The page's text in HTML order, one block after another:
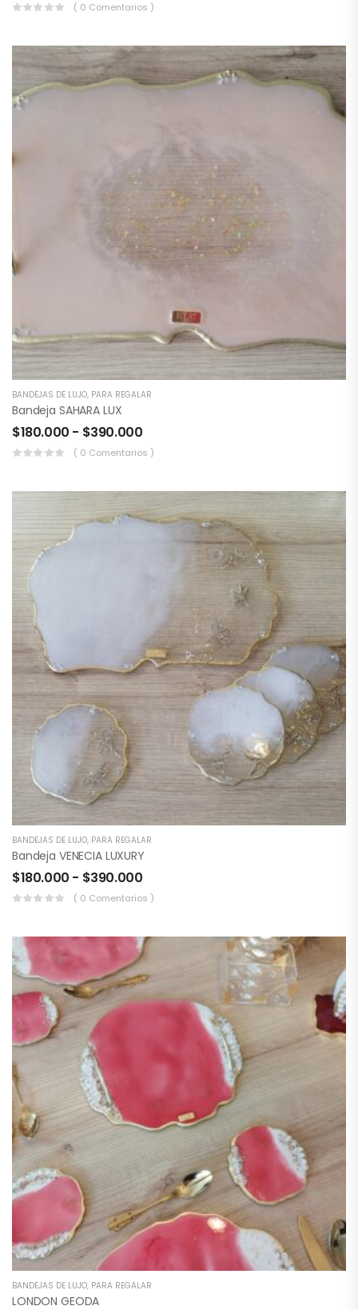
( 0 Comentarios )
BANDEJAS DE LUJO, PARA REGALAR
Bandeja SAHARA LUX
$180.000 - $390.000
( 0 Comentarios )
BANDEJAS DE LUJO, PARA REGALAR
Bandeja VENECIA LUXURY
$180.000 - $390.000
( 0 Comentarios )
BANDEJAS DE LUJO, PARA REGALAR
LONDON GEODA